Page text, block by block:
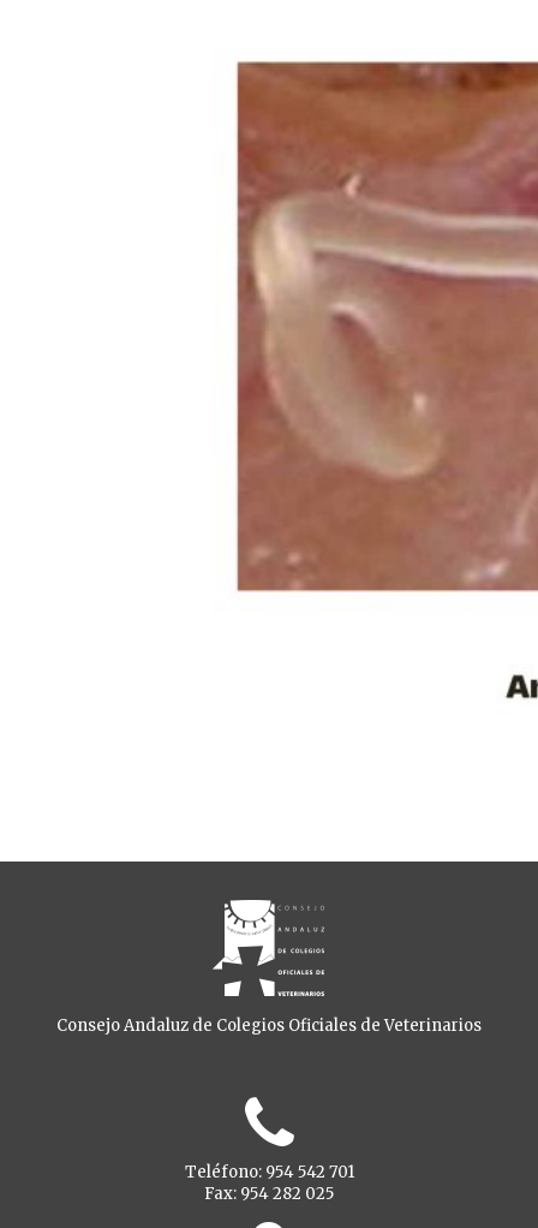
Consejo Andaluz de Colegios Oficiales de Veterinarios
Teléfono: 954 542 701
Fax: 954 282 025